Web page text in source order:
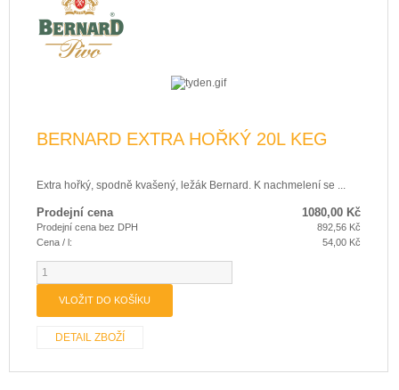
BERNARD EXTRA HOŘKÝ 20L KEG
Extra hořký, spodně kvašený, ležák Bernard. K nachmelení se ...
Prodejní cena 1080,00 Kč
Prodejní cena bez DPH
892,56 Kč
Cena / l:
54,00 Kč
DETAIL ZBOŽÍ